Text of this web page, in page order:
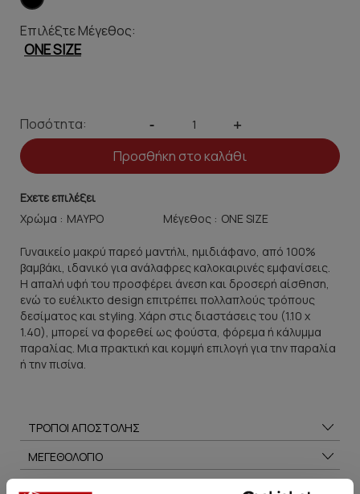
Επιλέξτε Μέγεθος:
ONE SIZE
Ποσότητα: - +
Προσθήκη στο καλάθι
Εχετε επιλέξει
Χρώμα :
Μέγεθος :
Γυναικείο μακρύ παρεό μαντήλι, ημιδιάφανο, από 100%
βαμβάκι, ιδανικό για ανάλαφρες καλοκαιρινές εμφανίσεις.
Η απαλή υφή του προσφέρει άνεση και δροσερή αίσθηση,
ενώ το ευέλικτο design επιτρέπει πολλαπλούς τρόπους
δεσίματος και styling. Χάρη στις διαστάσεις του (1.10 x
1.40), μπορεί να φορεθεί ως φούστα, φόρεμα ή κάλυμμα
παραλίας. Μια πρακτική και κομψή επιλογή για την παραλία
ή την πισίνα.
ΤΡΟΠΟΙ ΑΠΟΣΤΟΛΗΣ
ΜΕΓΕΘΟΛΟΓΙΟ